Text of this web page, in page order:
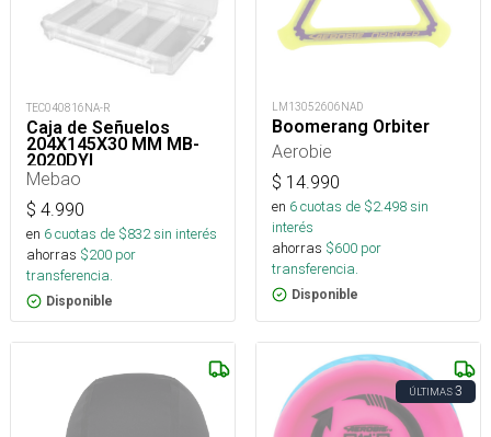
TEC040816NA-R
Caja de Señuelos
204X145X30 MM MB-
2020DYI
Mebao
$ 4.990
en 6cuotas de $832sin interés
ahorras $200 por
transferencia.
Disponible
LM13052606NAD
Boomerang Orbiter
Aerobie
$ 14.990
en 6cuotas de $2.498sin
interés
ahorras $600 por
transferencia.
Disponible
ÚLTIMAS3